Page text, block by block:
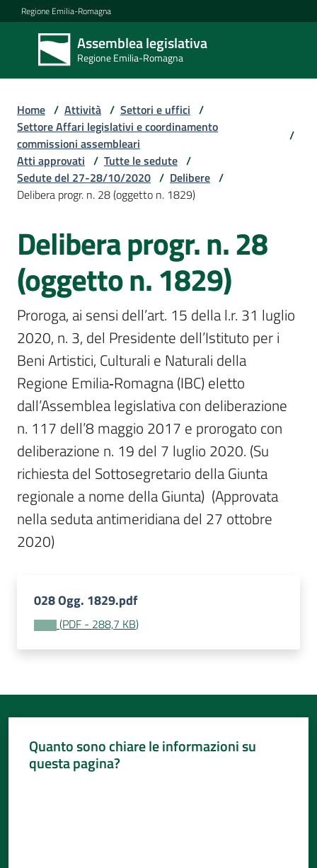
Vai al contenuto
Vai alla navigazione
Vai al footer
Regione Emilia-Romagna
Assemblea legislativa
Regione Emilia-Romagna
Assemblea
legislativa
Regione Emilia-
Assemblea
Argomenti
Per
i
media
Per
i
cittadini
Home / Attività / Settori e uffici /
Settore Affari legislativi e coordinamento
commissioni assembleari
/
Atti approvati / Tutte le sedute /
Sedute del 27-28/10/2020 / Delibere /
Delibera progr. n. 28 (oggetto n. 1829)
Delibera progr. n. 28
(oggetto n. 1829)
Proroga, ai sensi dell’art. 15 della l.r. 31 luglio
2020, n. 3, del Presidente dell’Istituto per i
Beni Artistici, Culturali e Naturali della
Regione Emilia‐Romagna (IBC) eletto
dall’Assemblea legislativa con deliberazione
n. 117 dell’8 maggio 2017 e prorogato con
deliberazione n. 19 del 7 luglio 2020. (Su
richiesta del Sottosegretario della Giunta
regionale a nome della Giunta)  (Approvata
nella seduta antimeridiana del 27 ottobre
2020)
028 Ogg. 1829.pdf
(PDF - 288,7 KB)
Quanto sono chiare le informazioni su
questa pagina?